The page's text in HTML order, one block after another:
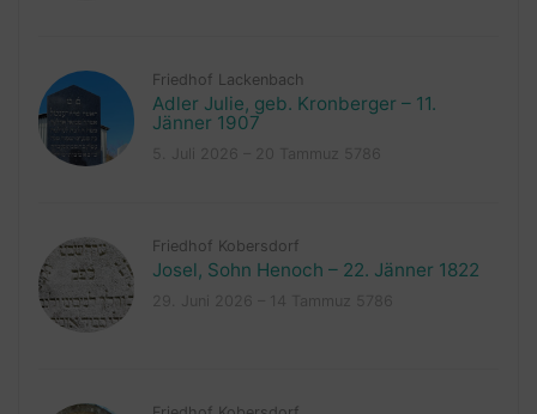
Friedhof Lackenbach
Adler Julie, geb. Kronberger – 11.
Jänner 1907
Friedhof Kobersdorf
Josel, Sohn Henoch – 22. Jänner 1822